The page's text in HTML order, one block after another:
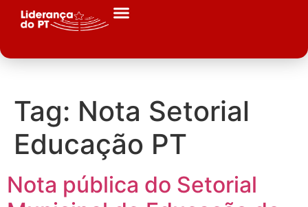
Tag: Nota Setorial
Educação PT
Nota pública do Setorial